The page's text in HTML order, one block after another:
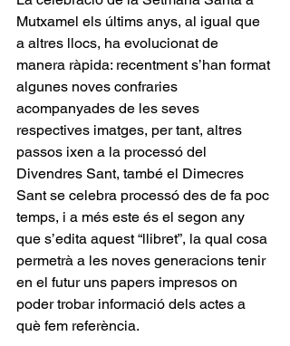
Mutxamel els últims anys, al igual que
a altres llocs, ha evolucionat de
manera ràpida: recentment s’han format
algunes noves confraries
acompanyades de les seves
respectives imatges, per tant, altres
passos ixen a la processó del
Divendres Sant, també el Dimecres
Sant se celebra processó des de fa poc
temps, i a més este és el segon any
que s’edita aquest “llibret”, la qual cosa
permetrà a les noves generacions tenir
en el futur uns papers impresos on
poder trobar informació dels actes a
què fem referència.